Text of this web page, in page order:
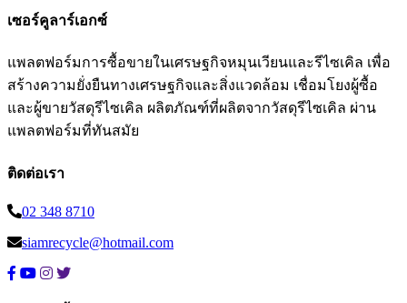
เซอร์คูลาร์เอกซ์
แพลตฟอร์มการซื้อขายในเศรษฐกิจหมุนเวียนและรีไซเคิล เพื่อ
สร้างความยั่งยืนทางเศรษฐกิจและสิ่งแวดล้อม เชื่อมโยงผู้ซื้อ
และผู้ขายวัสดุรีไซเคิล ผลิตภัณฑ์ที่ผลิตจากวัสดุรีไซเคิล ผ่าน
แพลตฟอร์มที่ทันสมัย
ติดต่อเรา
02 348 8710
siamrecycle@hotmail.com